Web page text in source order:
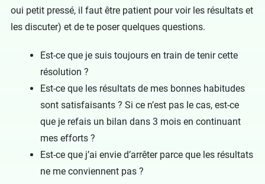
oui petit pressé, il faut être patient pour voir les résultats et
les discuter) et de te poser quelques questions.
Est-ce que je suis toujours en train de tenir cette
résolution ?
Est-ce que les résultats de mes bonnes habitudes
sont satisfaisants ? Si ce n’est pas le cas, est-ce
que je refais un bilan dans 3 mois en continuant
mes efforts ?
Est-ce que j’ai envie d’arrêter parce que les résultats
ne me conviennent pas ?